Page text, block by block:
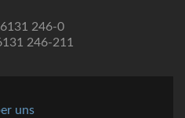
246-0
246-211
uns